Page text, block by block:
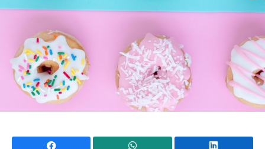
Facebook WhatsApp